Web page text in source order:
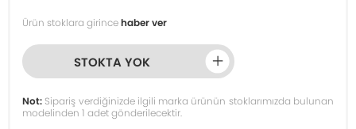
Ürün stoklara girincehaber ver
STOKTA YOK
Not: Sipariş verdiğinizde ilgili marka ürünün stoklarımızda bulunan
modelinden 1 adet gönderilecektir.